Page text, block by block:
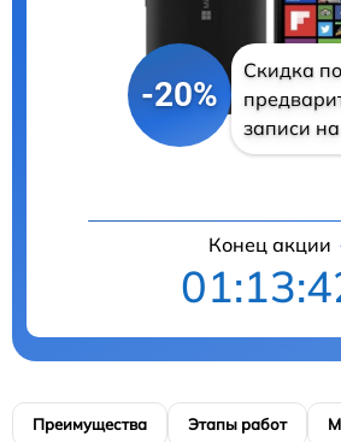
-20%
Скидка по
записи
Конец акции
Преимущества Этапы работ